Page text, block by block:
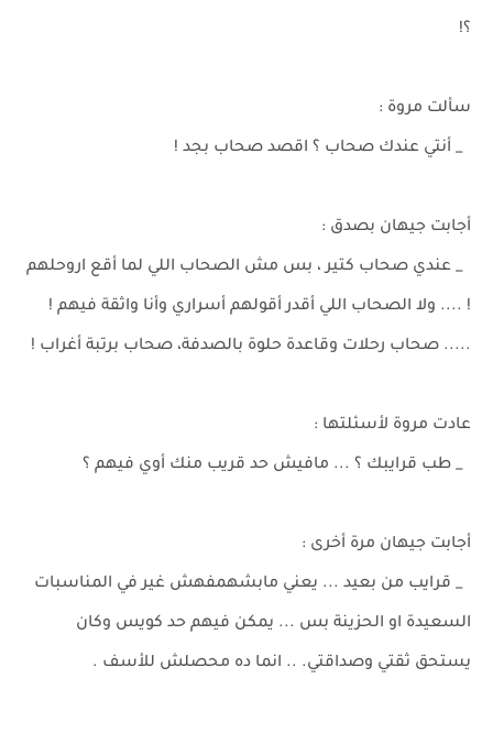
؟!
سألت مروة :
_ أنتي عندك صحاب ؟ اقصد صحاب بجد !
أجابت جيهان بصدق :
_ عندي صحاب كتير ، بس مش الصحاب اللي لما أقع اروحلهم
! .... ولا الصحاب اللي أقدر أقولهم أسراري وأنا واثقة فيهم !
..... صحاب رحلات وقاعدة حلوة بالصدفة، صحاب برتبة أغراب !
عادت مروة لأسئلتها :
_ طب قرايبك ؟ ... مافيش حد قريب منك أوي فيهم ؟
أجابت جيهان مرة أخرى :
_ قرايب من بعيد ... يعني مابشهمفهش غير في المناسبات
السعيدة او الحزينة بس ... يمكن فيهم حد كويس وكان
يستحق ثقتي وصداقتي. .. انما ده محصلش للأسف .